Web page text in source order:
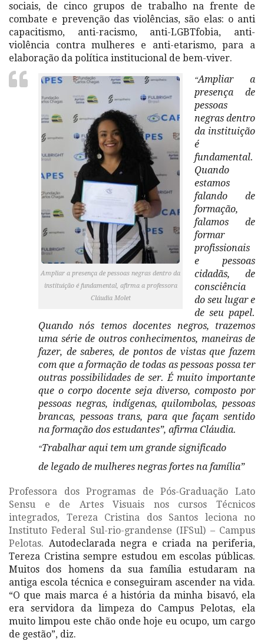
sociais, de cinco grupos de trabalho na frente de
combate e prevenção das violências, são elas: o anti
capacitismo, anti-racismo, anti-LGBTfobia, anti-
violência contra mulheres e anti-etarismo, para a
elaboração da política institucional de bem-viver.
Ampliar a presença de pessoas negras dentro da
instituição é fundamental, afirma a professora
Cláudia Molet
“Ampliar a
presença de
pessoas
negras dentro
da instituição
é
fundamental.
Quando
estamos
falando de
formação,
falamos de
formar
profissionais
e pessoas
cidadãs, de
consciência
do seu lugar e
de seu papel.
Quando nós temos docentes negros, trazemos
uma série de outros conhecimentos, maneiras de
fazer, de saberes, de pontos de vistas que fazem
com que a formação de todas as pessoas possa ter
outras possibilidades de ser. É muito importante
que o corpo docente seja diverso, composto por
pessoas negras, indígenas, quilombolas, pessoas
brancas, pessoas trans, para que façam sentido
na formação dos estudantes”, afirma Cláudia.
“Trabalhar aqui tem um grande significado
de legado de mulheres negras fortes na família”
Professora dos Programas de Pós-Graduação Lato
Sensu e de Artes Visuais nos cursos Técnicos
integrados, Tereza Cristina dos Santos leciona no
Instituto Federal Sul-rio-grandense (IFSul) – Campus
Pelotas. Autodeclarada negra e criada na periferia,
Tereza Cristina sempre estudou em escolas públicas.
Muitos dos homens da sua família estudaram na
antiga escola técnica e conseguiram ascender na vida.
“O que mais marca é a história da minha bisavó, ela
era servidora da limpeza do Campus Pelotas, ela
muito limpou este chão onde hoje eu ocupo, um cargo
de gestão”, diz.